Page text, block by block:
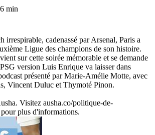
min
irrespirable, cadenassé par Arsenal, Paris a
Ligue des champions de son histoire.
sur cette soirée mémorable et se demande
version Luis Enrique va laisser dans
présenté par Marie-Amélie Motte, avec
Vincent Duluc et Thymoté Pinon.
Visitez ausha.co/politique-de-
plus d'informations.